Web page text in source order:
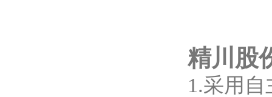
精川股
1.采用